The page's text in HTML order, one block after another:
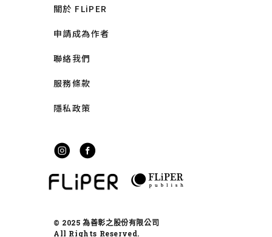
關於 FLiPER
申請成為作者
聯絡我們
服務條款
隱私政策
© 2025 為善彰之股份有限公司
All Rights Reserved.